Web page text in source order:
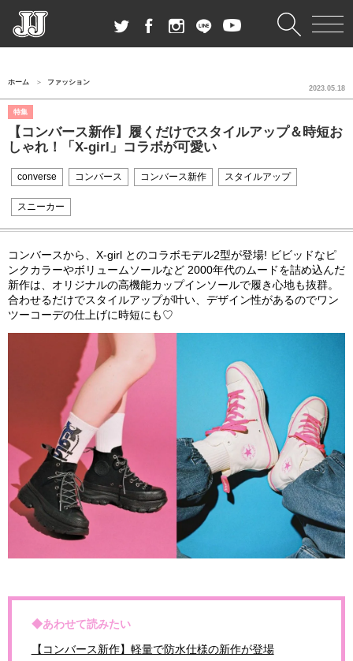
ホーム ファッション
特集
【コンバース新作】履くだけでスタイルアップ＆時短お
しゃれ！「X-girl」コラボが可愛い
2023.05.18
converse コンバース コンバース新作 スタイルアップ
スニーカー
コンバースから、X-girl とのコラボモデル2型が登場! ビビッドなピ
ンクカラーやボリュームソールなど 2000年代のムードを詰め込んだ
新作は、オリジナルの高機能カップインソールで履き心地も抜群。
合わせるだけでスタイルアップが叶い、デザイン性があるのでワン
ツーコーデの仕上げに時短にも♡
◆あわせて読みたい
【コンバース新作】軽量で防水仕様の新作が登場